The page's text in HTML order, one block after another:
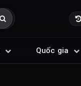
Quốc gia